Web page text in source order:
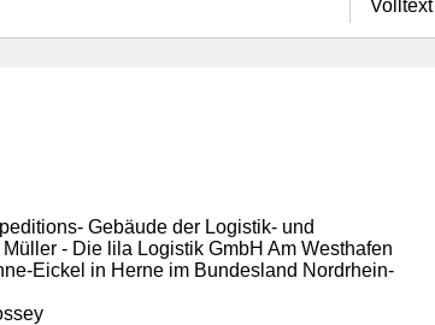
Volltext
Gebäude der Logistik- und
- Die lila Logistik GmbH Am Westhafen
Eickel in Herne im Bundesland Nordrhein-